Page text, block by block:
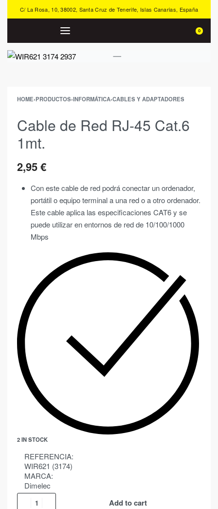
C/ La Rosa, 10, 38002, Santa Cruz de Tenerife, Islas Canarias, España
0
HOME›PRODUCTOS›INFORMÁTICA›CABLES Y ADAPTADORES
Cable de Red RJ-45 Cat.6
1mt.
2,95€
Con este cable de red podrá conectar un ordenador,
portátil o equipo terminal a una red o a otro ordenador.
Este cable aplica las especificaciones CAT6 y se
puede utilizar en entornos de red de 10/100/1000
Mbps
2 IN STOCK
REFERENCIA:
WIR621 (3174)
MARCA:
Dimelec
Add to cart